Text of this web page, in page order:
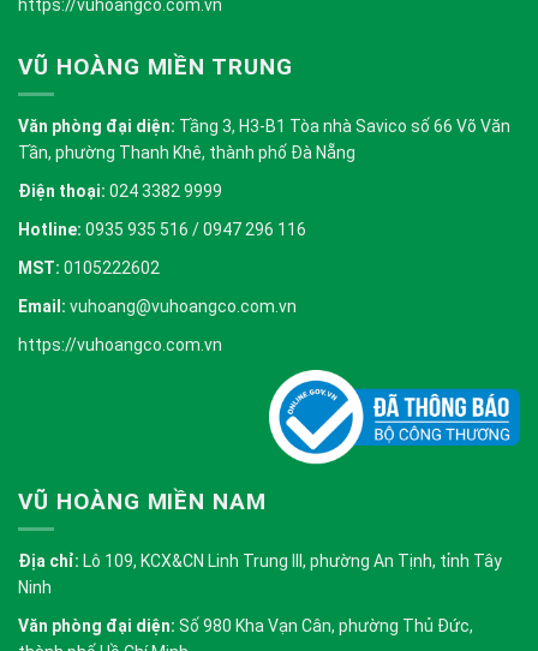
https://vuhoangco.com.vn
VŨ HOÀNG MIỀN TRUNG
Văn phòng đại diện: Tầng 3, H3-B1 Tòa nhà Savico số 66 Võ Văn
Tần, phường Thanh Khê, thành phố Đà Nẵng
Điện thoại: 024 3382 9999
Hotline: 0935 935 516 / 0947 296 116
MST: 0105222602
Email: vuhoang@vuhoangco.com.vn
https://vuhoangco.com.vn
VŨ HOÀNG MIỀN NAM
Địa chỉ: Lô 109, KCX&CN Linh Trung III, phường An Tịnh, tỉnh Tây
Ninh
Văn phòng đại diện: Số 980 Kha Vạn Cân, phường Thủ Đức,